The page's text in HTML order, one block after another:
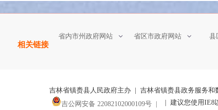
相关链接
省内市州政府网站 省区市政府网站 县
吉林省镇赉县人民政府主办 | 吉林省镇赉县政务服务
吉公网安备 22082102000109号 |
| 建议您使用IE8